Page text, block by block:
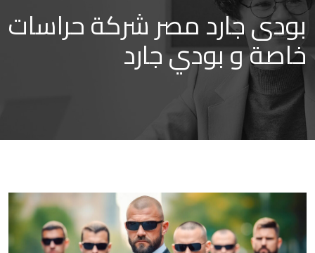
بودى جارد مصر شركة حراسات
خاصة و بودي جارد